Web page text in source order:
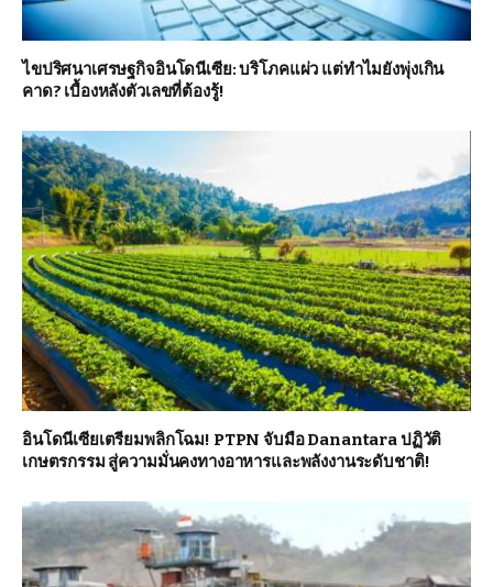
ไขปริศนาเศรษฐกิจอินโดนีเซีย: บริโภคแผ่ว แต่ทำไมยังพุ่งเกิน
คาด? เบื้องหลังตัวเลขที่ต้องรู้!
อินโดนีเซียเตรียมพลิกโฉม! PTPN จับมือ Danantara ปฏิวัติ
เกษตรกรรม สู่ความมั่นคงทางอาหารและพลังงานระดับชาติ!